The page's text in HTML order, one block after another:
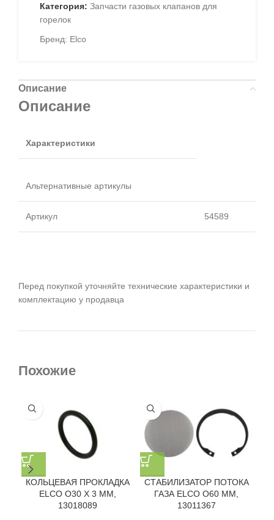
Категория: Запчасти газовых клапанов для
горелок
Бренд: Elco
Описание
Описание
Характеристики
Альтернативные артикулы
Артикул 54589
Перед покупкой уточняйте технические характеристики и
комплектацию у продавца
Похожие
КОЛЬЦЕВАЯ ПРОКЛАДКА
ELCO O30 X 3 ММ,
13018089
СТАБИЛИЗАТОР ПОТОКА
ГАЗА ELCO O60 ММ,
13011367